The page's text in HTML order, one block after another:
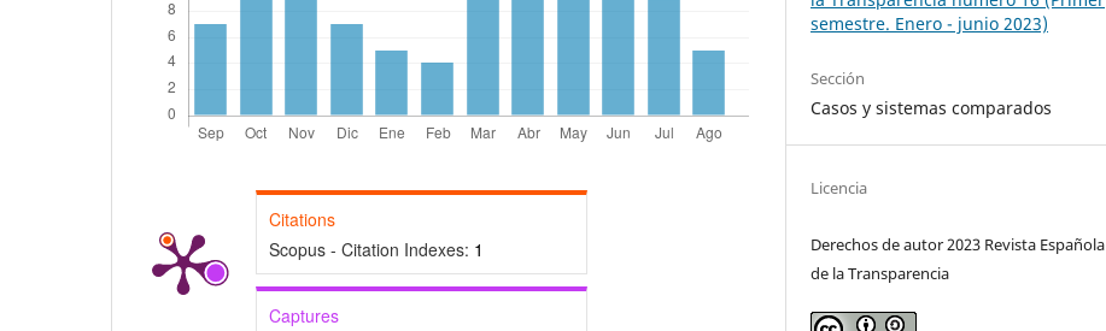
Citations
Scopus - Citation Indexes: 1
Captures
semestre. Enero - junio 2023)
Sección
Casos y sistemas comparados
Licencia
Derechos de autor 2023 Revista Española
de la Transparencia